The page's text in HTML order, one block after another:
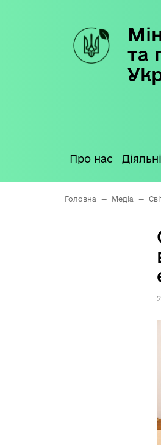
та
Про нас
Головна — Медіа —